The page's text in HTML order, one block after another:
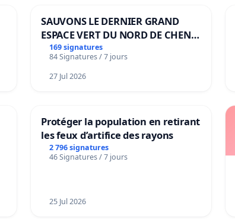
SAUVONS LE DERNIER GRAND
ESPACE VERT DU NORD DE CHENE-
BOUGERIES
169 signatures
84 Signatures / 7 jours
27 Jul 2026
Protéger la population en retirant
les feux d’artifice des rayons
2 796 signatures
46 Signatures / 7 jours
25 Jul 2026